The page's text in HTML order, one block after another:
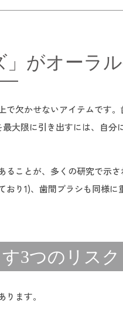
がオーラ
欠かせないアイテムです
大限に引き出すには、自
ことが、多くの研究で示
り1)、歯間ブラシも同様に
3つのリスク
ます。